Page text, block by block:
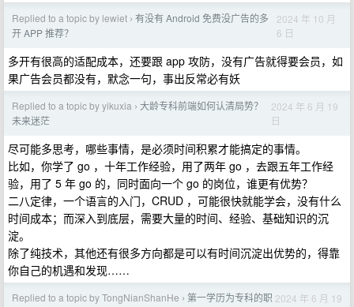
Replied to a topic by lewiet › 有没有 Android 免费没广告的多
开 APP 推荐？
2024 年 10 月
6 日
多开有很高的适配成本，还要跟 app 攻防，没有广告就得要会员，如
果广告会员都没有，默念一句，事出反常必有妖
Replied to a topic by yikuxia › 大龄专科前端如何认清局势？
未来迷茫
2024 年 6 月 19
日
尽可能多思考，哪些事情，是必须时间积累才能搞定的事情。
比如，你学了 go ，十年工作经验，用了两年 go ，去跟五年工作经
验，用了 5 年 go 的，同时面向一个 go 的岗位，谁更有优势？
二八定律，一个语言的入门，CRUD ，可能很快就能学会，没有什么
时间成本；而深入到底层，需要大量的时间、经验、基础知识的沉
淀。
除了纯技术，其他还有很多方向都是可以有时间沉淀出优势的，得靠
你自己的机遇和发现……
Replied to a topic by TongNianShanHe › 第一学历为专科的职 2024 年 6 月 19